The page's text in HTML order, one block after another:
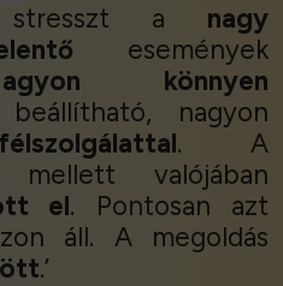
stresszt a nagy
események
könnyen
nagyon
. A
mellett valójában
el. Pontosan azt
áll. A megoldás
.’